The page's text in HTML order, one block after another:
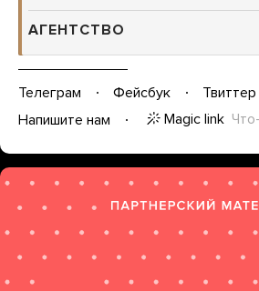
АГЕНТСТВО
Телеграм Фейсбук Твиттер
Напишите нам
Magic link